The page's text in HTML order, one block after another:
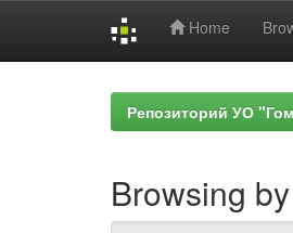
Home
Репозиторий УО
Browsing